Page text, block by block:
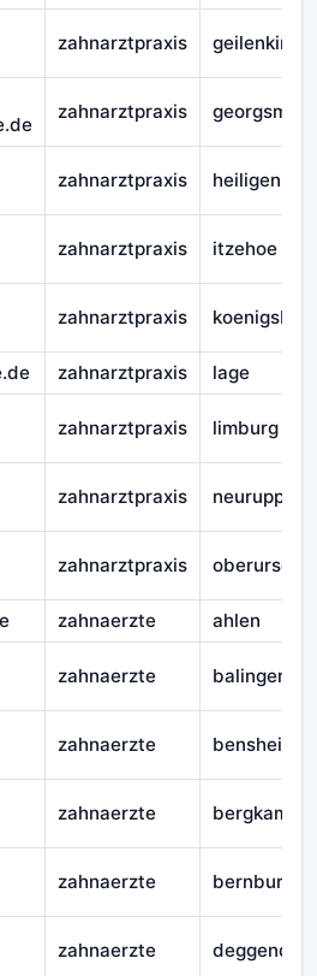
zahnarztpraxis
zahnarztpraxis
zahnarztpraxis
zahnarztpraxis itzehoe
zahnarztpraxis
zahnarztpraxis
lage
zahnarztpraxis limburg
zahnarztpraxis neuruppin
zahnarztpraxis oberursel
zahnaerzte
ahlen
zahnaerzte balingen
zahnaerzte bensheim
zahnaerzte bergkamen
zahnaerzte bernburg
zahnaerzte deggendorf